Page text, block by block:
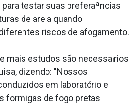
testar suas preferaªncias
de areia quando
riscos de afogamento.
mais estudos são necessa¡rios
dizendo: "Nossos
em laboratório e
formigas de fogo pretas